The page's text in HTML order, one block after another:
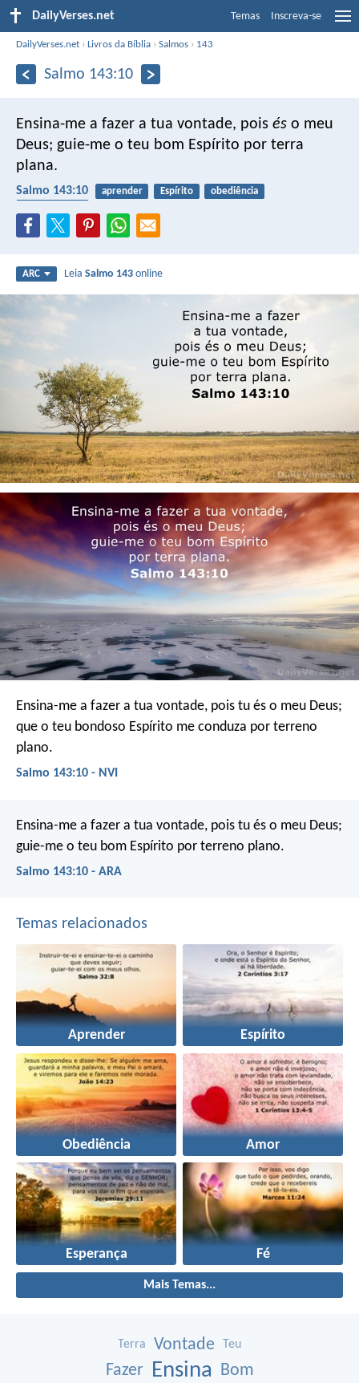
DailyVerses.net Temas Inscreva-se
DailyVerses.net ›Livros da Bíblia ›Salmos › 143
Salmo 143:10
Ensina-me a fazer a tua vontade, pois és o meu
Deus; guie-me o teu bom Espírito por terra
plana.
Salmo 143:10 aprender Espírito
obediência
ARC LeiaSalmo 143 online
Ensina-me a fazer a tua vontade, pois tu és o meu Deus;
que o teu bondoso Espírito me conduza por terreno
plano.
Salmo 143:10 - NVI
Ensina-me a fazer a tua vontade, pois tu és o meu Deus;
guie-me o teu bom Espírito por terreno plano.
Salmo 143:10 - ARA
Temas relacionados
Aprender Espírito
Obediência Amor
Esperança Fé
Mais Temas...
Terra Vontade Teu
Fazer Ensina Bom